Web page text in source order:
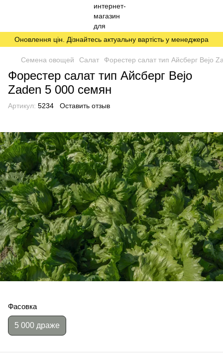
Оновлення цін. Дізнайтесь актуальну вартість у менеджера
Семена овощей Салат Форестер салат тип Айсберг Bejo
Форестер салат тип Айсберг Bejo
Zaden 5 000 семян
Артикул: 5234 Оставить отзыв
Фасовка
5 000 драже